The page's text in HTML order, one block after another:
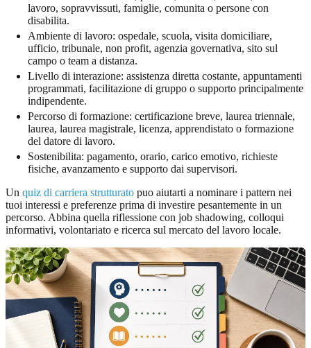
lavoro, sopravvissuti, famiglie, comunita o persone con
disabilita.
Ambiente di lavoro: ospedale, scuola, visita domiciliare,
ufficio, tribunale, non profit, agenzia governativa, sito sul
campo o team a distanza.
Livello di interazione: assistenza diretta costante, appuntamenti
programmati, facilitazione di gruppo o supporto principalmente
indipendente.
Percorso di formazione: certificazione breve, laurea triennale,
laurea, laurea magistrale, licenza, apprendistato o formazione
del datore di lavoro.
Sostenibilita: pagamento, orario, carico emotivo, richieste
fisiche, avanzamento e supporto dai supervisori.
Un quiz di carriera strutturato puo aiutarti a nominare i pattern nei
tuoi interessi e preferenze prima di investire pesantemente in un
percorso. Abbina quella riflessione con job shadowing, colloqui
informativi, volontariato e ricerca sul mercato del lavoro locale.